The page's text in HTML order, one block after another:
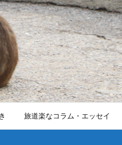
旅道楽なコラム・エッセイ